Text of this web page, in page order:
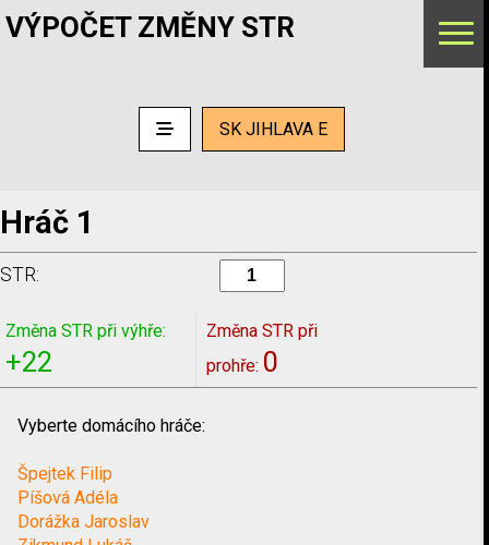
VÝPOČET ZMĚNY STR
SK JIHLAVA E
Hráč 1
STR:
Změna STR při výhře:
+22
Změna STR při
prohře: 0
Vyberte domácího hráče:
Špejtek Filip
Píšová Adéla
Dorážka Jaroslav